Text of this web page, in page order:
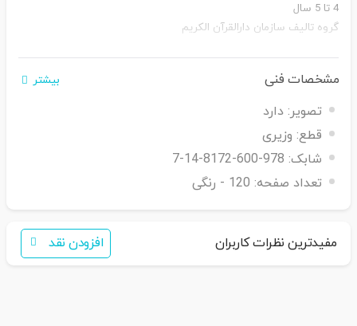
4 تا 5 سال
گروه تالیف سازمان دارالقرآن الکریم
اگر برای خرید تمایل به عضویت در سایت ندارید،
فقط کافی است نام محصول را به سامانه
همکاران ما با شما تماس خواهند گرفت
مشخصات فنی بیشتر
تصویر: دارد
قطع: وزیری
شابک: 978-600-8172-14-7
تعداد صفحه: 120 - رنگی
مفیدترین نظرات کاربران افزودن نقد